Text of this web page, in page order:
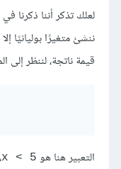
لعلك تذكر أننا ذكرنا
ننشئ متغيرًا بوليانيًا
قيمة ناتجة، لننظر إلى
التعبير هنا هو x < 5